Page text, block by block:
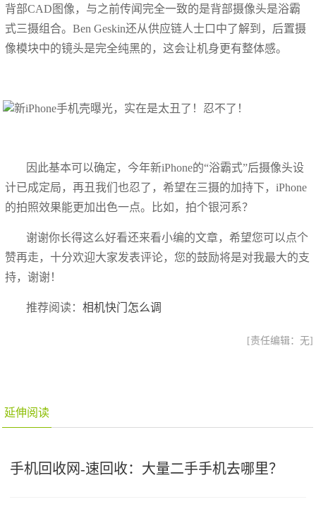
背部CAD图像，与之前传闻完全一致的是背部摄像头是浴霸
式三摄组合。Ben Geskin还从供应链人士口中了解到，后置摄
像模块中的镜头是完全纯黑的，这会让机身更有整体感。
因此基本可以确定，今年新iPhone的“浴霸式”后摄像头设
计已成定局，再丑我们也忍了，希望在三摄的加持下，iPhone
的拍照效果能更加出色一点。比如，拍个银河系？
谢谢你长得这么好看还来看小编的文章，希望您可以点个
赞再走，十分欢迎大家发表评论，您的鼓励将是对我最大的支
持，谢谢！
推荐阅读：相机快门怎么调
[责任编辑：无]
延伸阅读
手机回收网-速回收：大量二手手机去哪里？